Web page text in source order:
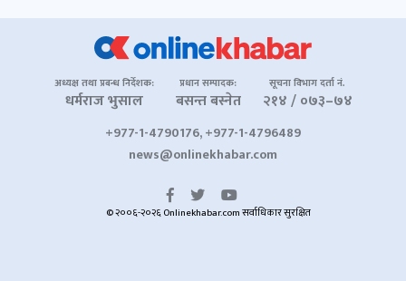
अध्यक्ष तथा प्रबन्ध निर्देशक:
धर्मराज भुसाल
प्रधान सम्पादक:
बसन्त बस्नेत
सूचना विभाग दर्ता नं.
२१४ / ०७३–७४
+977-1-4790176, +977-1-4796489
news@onlinekhabar.com
© २००६-२०२६ Onlinekhabar.com सर्वाधिकार सुरक्षित